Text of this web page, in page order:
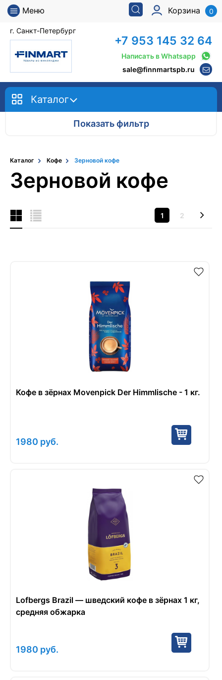
Меню
г. Санкт-Петербург
Корзина 0
+7 953 145 32 64
Написать в Whatsapp
sale@finnmartspb.ru
Каталог
Показать фильтр
Каталог Кофе Зерновой кофе
Зерновой кофе
1 2
Кофе в зёрнах Movenpick Der Himmlische - 1 кг.
1980 руб.
Lofbergs Brazil — шведский кофе в зёрнах 1 кг,
средняя обжарка
1980 руб.